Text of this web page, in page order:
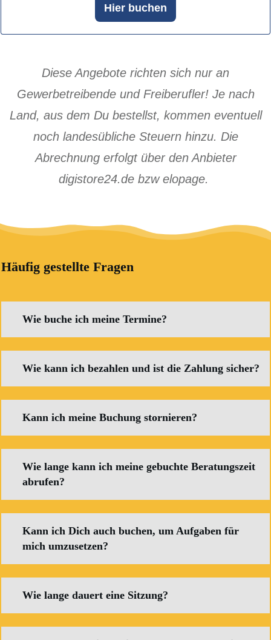
Hier buchen
Diese Angebote richten sich nur an
Gewerbetreibende und Freiberufler! Je nach
Land, aus dem Du bestellst, kommen eventuell
noch landesübliche Steuern hinzu. Die
Abrechnung erfolgt über den Anbieter
digistore24.de bzw elopage.
Häufig gestellte Fragen
Wie buche ich meine Termine?
Wie kann ich bezahlen und ist die Zahlung sicher?
Kann ich meine Buchung stornieren?
Wie lange kann ich meine gebuchte Beratungszeit
abrufen?
Kann ich Dich auch buchen, um Aufgaben für
mich umzusetzen?
Wie lange dauert eine Sitzung?